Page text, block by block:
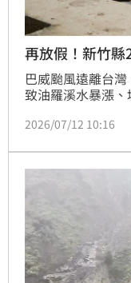
再放假！新竹
巴威颱風遠離台
致油羅溪水暴漲
機，新竹縣政府宣
2026/07/12 10:16